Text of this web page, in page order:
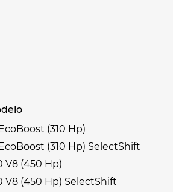
(310 Hp)
(310 Hp) SelectShift
V8 (450 Hp)
V8 (450 Hp) SelectShift